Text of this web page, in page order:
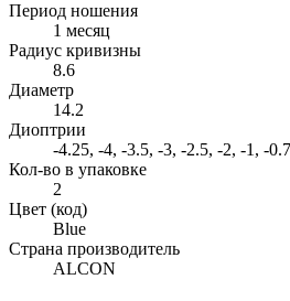
Период ношения
1 месяц
Радиус кривизны
8.6
Диаметр
14.2
Диоптрии
-4.25, -4, -3.5, -3, -2.5, -2, -1, -
Кол-во в упаковке
2
Цвет (код)
Blue
Страна производитель
ALCON